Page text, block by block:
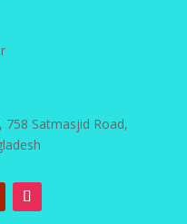
758 Satmasjid Road,